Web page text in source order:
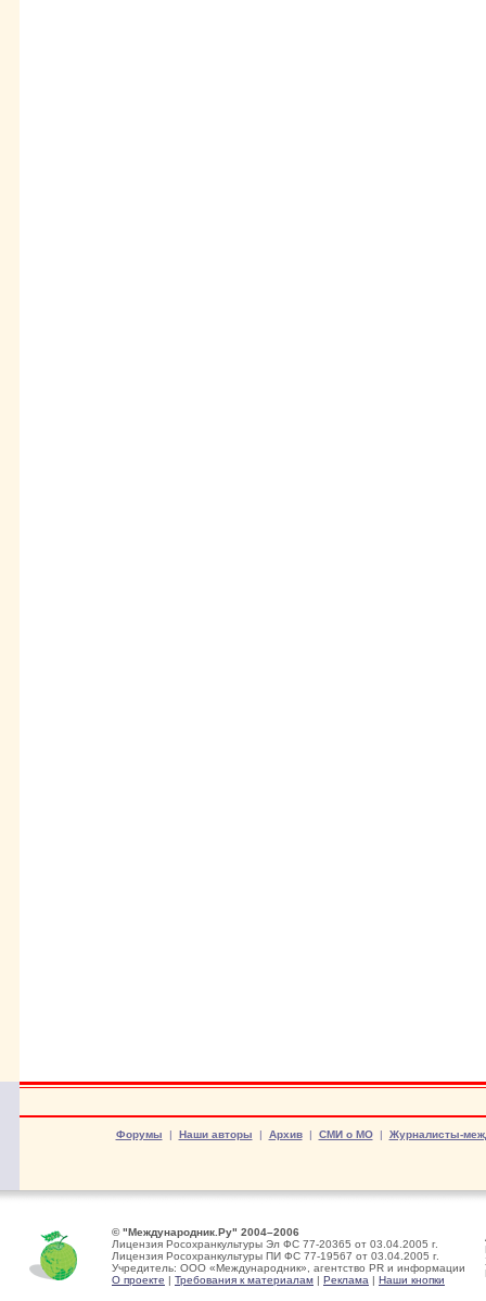
Форумы | Наши авторы | Архив| СМИ о МО| Журналисты-
© "Международник.Ру" 2004–2006
Лицензия Росохранкультуры Эл ФС 77-20365 от 03.04.2005 г.
Лицензия Росохранкультуры ПИ ФС 77-19567 от 03.04.2005 г.
Учредитель: ООО «Международник», агентство PR и информации
О проекте | Требования к материалам | Реклама | Наши кнопки